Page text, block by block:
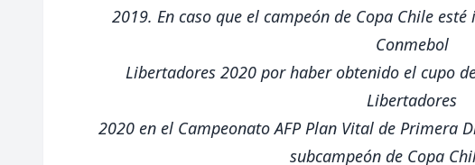
2019. En caso que el campeón de Copa Chile
Conmebol
Libertadores 2020 por haber obtenido el cupo
Libertadores
2020 en el Campeonato AFP Plan Vital de Primera
subcampeón de Copa